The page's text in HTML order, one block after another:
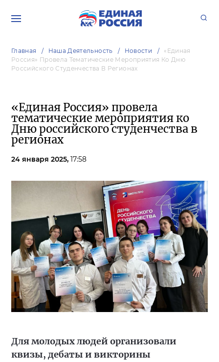
Главная Наша Деятельность Новости
«Единая
Россия» Провела Тематические Мероприятия Ко Дню
Российского Студенчества В Регионах
«Единая Россия» провела
тематические мероприятия ко
Дню российского студенчества в
регионах
24 января 2025, 17:58
Для молодых людей организовали
квизы, дебаты и викторины